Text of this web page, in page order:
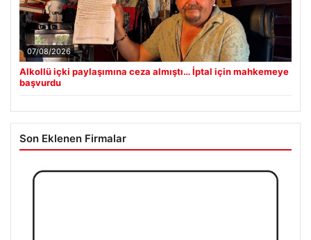
07/08/2026
Alkollü içki paylaşımına ceza almıştı… İptal için mahkemeye
başvurdu
Son Eklenen Firmalar